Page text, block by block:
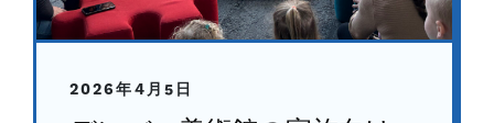
2026年4月5日